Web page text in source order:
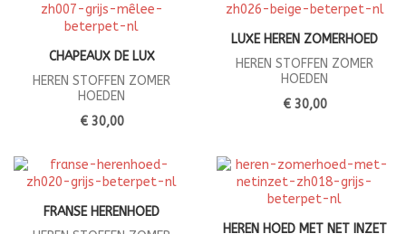
CHAPEAUX DE LUX
HEREN STOFFEN ZOMER
HOEDEN
€ 30,00
LUXE HEREN ZOMERHOED
HEREN STOFFEN ZOMER
HOEDEN
€ 30,00
FRANSE HERENHOED
HEREN HOED MET NET INZET